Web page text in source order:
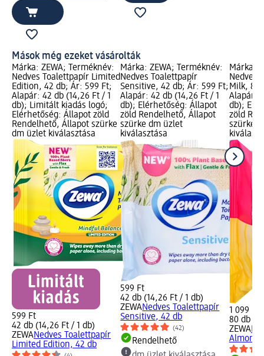
Mások még ezeket vásárolták
Márka: ZEWA; Terméknév:
Nedves Toalettpapír Limited
Edition, 42 db; Ár: 599 Ft;
Alapár: 42 db (14,26 Ft / 1
db); Limitált kiadás logó;
Elérhetőség: Állapot zöld
Rendelhető, Állapot szürke
dm üzlet kiválasztása
599 Ft
42 db (14,26 Ft / 1 db)
ZEWANedves Toalettpapír
Limited Edition, 42 db
Márka: ZEWA; Terméknév:
Nedves Toalettpapír
Sensitive, 42 db; Ár: 599 Ft;
Alapár: 42 db (14,26 Ft / 1
db); Elérhetőség: Állapot
zöld Rendelhető, Állapot
szürke dm üzlet
kiválasztása
599 Ft
42 db (14,26 Ft / 1 db)
ZEWANedves Toalettpapír
Sensitive, 42 db
(42)
Rendelhető
Márka:
Nedves
Milk, 80
Alapár:
db);
zöld
szürke
1 099 Ft
80 db
ZEWA
Almond